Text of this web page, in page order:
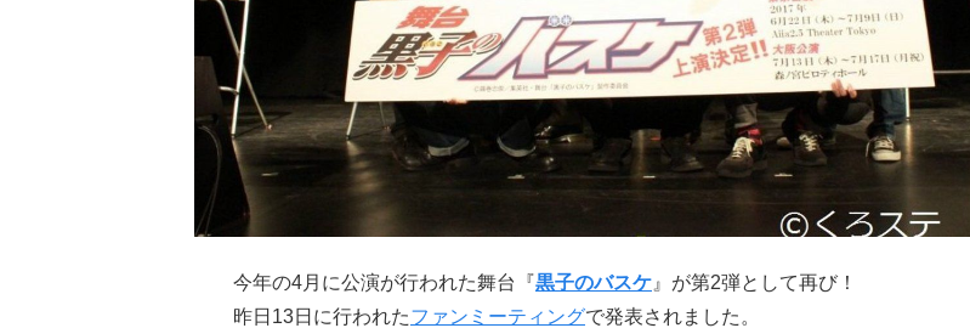
今年の4月に公演が行われた舞台『黒子のバスケ 』が第2弾として再び！
昨日13日に行われたファンミーティングで発表されました。